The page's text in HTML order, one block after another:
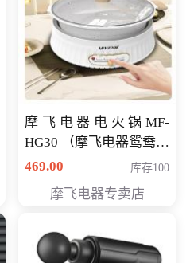
摩飞电器电火锅MF-
HG30 （摩飞电器鸳鸯锅
MF-HG30 ） 会员专享价
469.00 库存100
摩飞电器专卖店